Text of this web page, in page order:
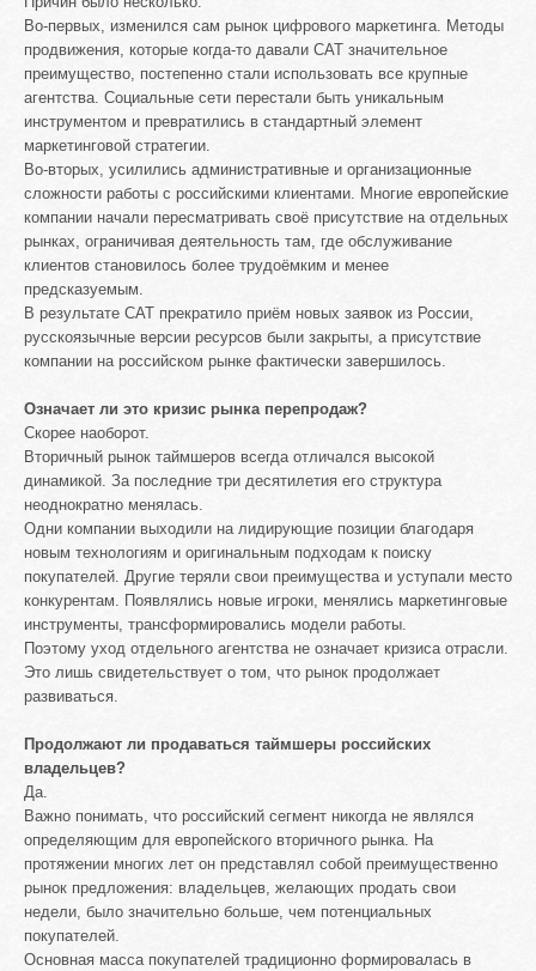
Во-первых, изменился сам рынок цифрового маркетинга. Методы
продвижения, которые когда-то давали CAT значительное
преимущество, постепенно стали использовать все крупные
агентства. Социальные сети перестали быть уникальным
инструментом и превратились в стандартный элемент
маркетинговой стратегии.
Во-вторых, усилились административные и организационные
сложности работы с российскими клиентами. Многие европейские
компании начали пересматривать своё присутствие на отдельных
рынках, ограничивая деятельность там, где обслуживание
клиентов становилось более трудоёмким и менее
предсказуемым.
В результате CAT прекратило приём новых заявок из России,
русскоязычные версии ресурсов были закрыты, а присутствие
компании на российском рынке фактически завершилось.
Означает ли это кризис рынка перепродаж?
Скорее наоборот.
Вторичный рынок таймшеров всегда отличался высокой
динамикой. За последние три десятилетия его структура
неоднократно менялась.
Одни компании выходили на лидирующие позиции благодаря
новым технологиям и оригинальным подходам к поиску
покупателей. Другие теряли свои преимущества и уступали место
конкурентам. Появлялись новые игроки, менялись маркетинговые
инструменты, трансформировались модели работы.
Поэтому уход отдельного агентства не означает кризиса отрасли.
Это лишь свидетельствует о том, что рынок продолжает
развиваться.
Продолжают ли продаваться таймшеры российских
владельцев?
Да.
Важно понимать, что российский сегмент никогда не являлся
определяющим для европейского вторичного рынка. На
протяжении многих лет он представлял собой преимущественно
рынок предложения: владельцев, желающих продать свои
недели, было значительно больше, чем потенциальных
покупателей.
Основная масса покупателей традиционно формировалась в